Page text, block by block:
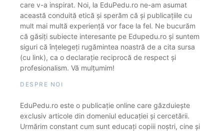
care v-a inspirat. Noi, la EduPedu.ro ne-am asumat
această conduită etică și sperăm că și publicațiile cu
mult mai multă experiență vor face la fel. Ne bucurăm
că găsiți subiecte interesante pe Edupedu.ro și suntem
siguri că înțelegeți rugămintea noastră de a cita sursa
(cu link), ca o declarație reciprocă de respect și
profesionalism. Vă mulțumim!
DESPRE NOI
EduPedu.ro este o publicație online care găzduiește
exclusiv articole din domeniul educației și cercetării.
Urmărim constant cum sunt educați copiii noștri, cine și